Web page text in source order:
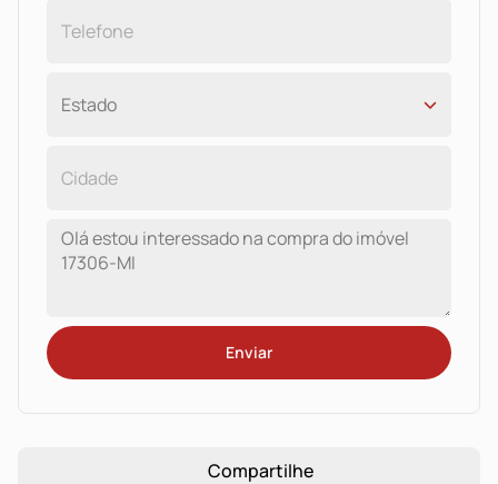
Enviar
Compartilhe